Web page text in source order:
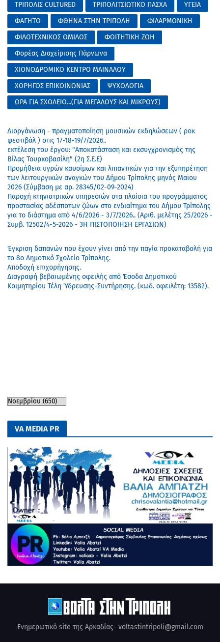
ΤΡΙΠΟΛΙΣ CULTURED
ΤΡΙΠΟΛΙΤΣΙΩΤΙΚΟ ΠΑΣΧΑ
ΥΓΕΙΑ
ΦΑΓΗΤΟ
ΦΘΗΝΑ ΣΤΗΝ ΤΡΙΠΟΛΗ
ΦΙΛΑΡΜΟΝΙΚΗ
ΦΙΛΟΤΕΧΝΙΚΟΣ ΟΜΙΛΟΣ
ΦΟΙΤΗΤΙΚΗ ΖΩΗ
Φορέας Διαχείρισης Πάρνωνα
ΧΙΟΝΟΔΡΟΜΙΚΟ ΚΕΝΤΡΟ ΜΑΙΝΑΛΟΥ
ΧΟΡΗΓΟΣ ΕΠΙΚΟΙΝΩΝΙΑΣ
ΨΥΧΟΛΟΓΙΑ
ΩΡΑ ΓΙΑ ΣΧΟΛΕΙΟ...(ΓΙΑ ΜΕΓΑΛΟΥΣ ΚΑΙ ΜΙΚΡΟΥΣ)
Διοργάνωση - πραγματοποίηση μουσικών εκδηλώσεων ( ροκ
φεστιβάλ ) στις 17-18-19/7/2026..
εκτέλεση του έργου: "Αποκατάσταση και εκσυγχρονισμός της
Βίλας Τουρκοβασίλη" (2η Σ.Ε.Ε)
Προμήθεια υγρών καυσίμων και λιπαντικών για την εξυπηρέτηση
των λειτουργικών αναγκών του Δήμου Τρίπολης μηνός Μαϊου
2026 (Σύμβαση με αρ. 28345/02-09-2024)
Παροχή κτηνιατρικών υπηρεσιών στα πλαίσια του προγράμματος
προστασίας αδέσποτων ζώων στο ενδιαίτημα του Δήμου Τρίπολης
για το διάστημα από 4/6/2026 - 3/7/2026.. (Αριθ. μελέτης 25/2026 -
Συμβ. 12502/4-5-2026 - 3Η ΠΙΣΤΟΠΟΙΗΣΗ ΕΡΓΑΣΙΩΝ)
Έγκριση δαπανών που έχουν γίνει από την παγία προκαταβολή για
το 8ο Δημοτικό Σχολείο Τρίπολης.
Αποδοχή επιχορήγησης.
Διαγραφή βεβαιωμένης οφειλής από Έσοδα Δημοτικού
Κοιμητηρίου Τέλη Ύδρευσης-Συντήρησης. (κωδ. οφειλέτη: 13582).
VA MEDIA PR
Ενημερωτικό site της Αρκαδίας- voltastintripoli@gmail.com